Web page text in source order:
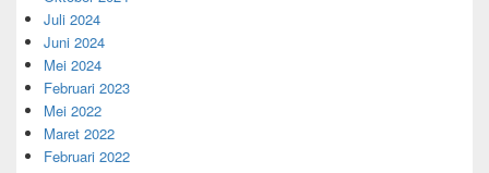
Juli 2024
Juni 2024
Mei 2024
Februari 2023
Mei 2022
Maret 2022
Februari 2022